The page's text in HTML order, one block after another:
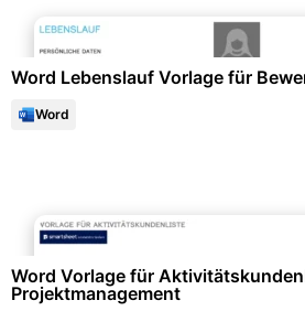
Word Lebenslauf Vorlage für
Word
Word Vorlage für
Projektmanagement